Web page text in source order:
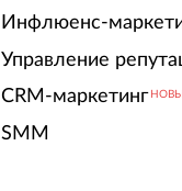
Инфлюенс-
Управление
CRM-маркетинг
SMM